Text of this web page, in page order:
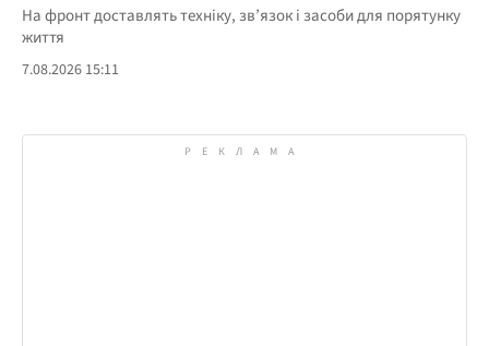
На фронт доставлять техніку, зв’язок і засоби для порятунку
життя
7.08.2026 15:11